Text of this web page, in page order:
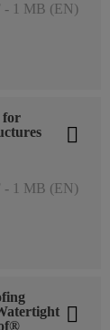
- 1 MB (EN)
for
- 1 MB (EN)